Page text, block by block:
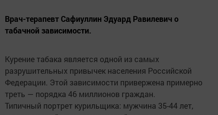
Врач-терапевт Сафиуллин Эдуард Равилевич о
табачной зависимости.
Курение табака является одной из самых
разрушительных привычек населения Российской
Федерации. Этой зависимости привержена примерно
треть — порядка 46 миллионов граждан.
Типичный портрет курильщика: мужчина 35-44 лет,